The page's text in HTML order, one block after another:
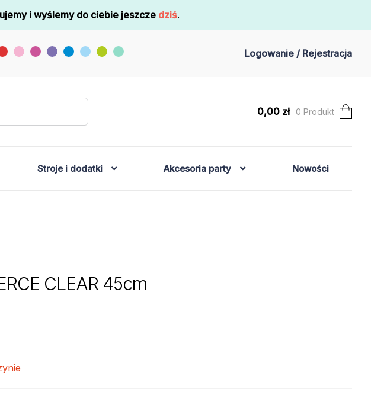
i wyślemy do ciebie jeszcze dziś.
Logowanie / Rejestracja
0,00 zł 0 Produkt
Stroje i dodatki Akcesoria party Nowości
CLEAR 45cm